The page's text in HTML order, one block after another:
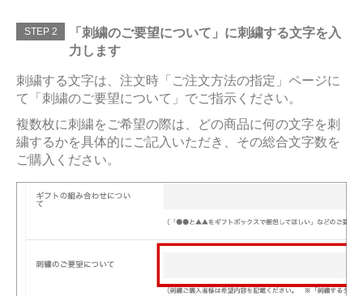
STEP 2
「刺繍のご要望について」に刺繍する文字を入
力します
刺繍する文字は、注文時「ご注文方法の指定」ページに
て「刺繍のご要望について」でご指示ください。
複数枚に刺繍をご希望の際は、どの商品に何の文字を刺
繍するかを具体的にご記入いただき、その総合文字数を
ご購入ください。